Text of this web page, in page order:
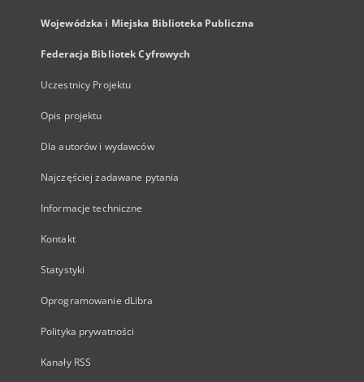
Wojewódzka i Miejska Biblioteka Publiczna
Federacja Bibliotek Cyfrowych
Uczestnicy Projektu
Opis projektu
Dla autorów i wydawców
Najczęściej zadawane pytania
Informacje techniczne
Kontakt
Statystyki
Oprogramowanie dLibra
Polityka prywatności
Kanały RSS